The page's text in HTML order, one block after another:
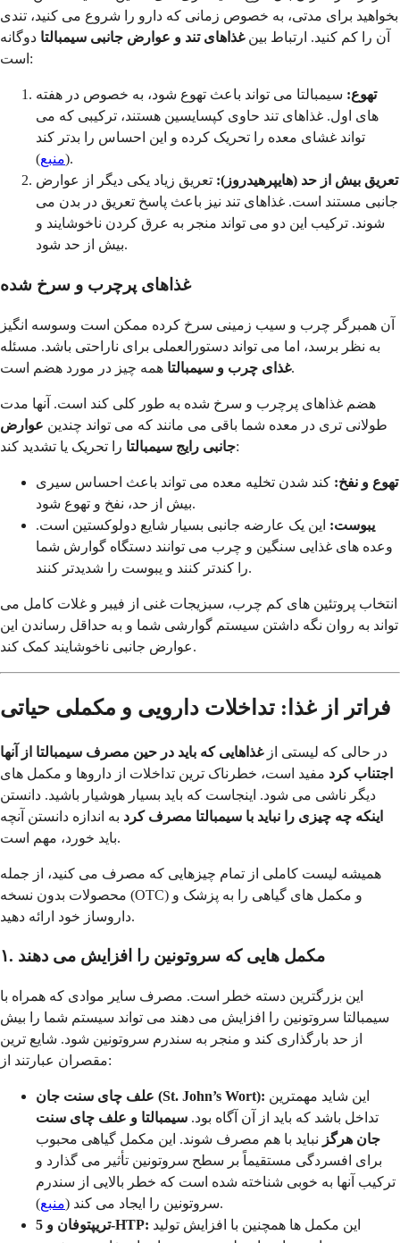
بخواهید برای مدتی، به خصوص زمانی که دارو را شروع می کنید، تندی
آن را کم کنید. ارتباط بینغذاهای تند و عوارض جانبی سیمبالتا دوگانه
است:
تهوع: سیمبالتا می تواند باعث تهوع شود، به خصوص در هفته
های اول. غذاهای تند حاوی کپسایسین هستند، ترکیبی که می
تواند غشای معده را تحریک کرده و این احساس را بدتر کند
(منبع ).
تعریق بیش از حد (هایپرهیدروز): تعریق زیاد یکی دیگر از عوارض
جانبی مستند است. غذاهای تند نیز باعث پاسخ تعریق در بدن می
شوند. ترکیب این دو می تواند منجر به عرق کردن ناخوشایند و
بیش از حد شود.
غذاهای پرچرب و سرخ شده
آن همبرگر چرب و سیب زمینی سرخ کرده ممکن است وسوسه انگیز
به نظر برسد، اما می تواند دستورالعملی برای ناراحتی باشد. مسئله
غذای چرب و سیمبالتاهمه چیز در مورد هضم است.
هضم غذاهای پرچرب و سرخ شده به طور کلی کند است. آنها مدت
طولانی تری در معده شما باقی می مانند که می تواند چندین عوارض
جانبی رایج سیمبالتارا تحریک یا تشدید کند:
تهوع و نفخ: کند شدن تخلیه معده می تواند باعث احساس سیری
بیش از حد، نفخ و تهوع شود.
یبوست: این یک عارضه جانبی بسیار شایع دولوکستین است.
وعده های غذایی سنگین و چرب می توانند دستگاه گوارش شما
را کندتر کنند و یبوست را شدیدتر کنند.
انتخاب پروتئین های کم چرب، سبزیجات غنی از فیبر و غلات کامل می
تواند به روان نگه داشتن سیستم گوارشی شما و به حداقل رساندن این
عوارض جانبی ناخوشایند کمک کند.
فراتر از غذا: تداخلات دارویی و مکملی حیاتی
در حالی که لیستی ازغذاهایی که باید در حین مصرف سیمبالتا از آنها
اجتناب کرد مفید است، خطرناک ترین تداخلات از داروها و مکمل های
دیگر ناشی می شود. اینجاست که باید بسیار هوشیار باشید. دانستن
اینکه چه چیزی را نباید با سیمبالتا مصرف کرد به اندازه دانستن آنچه
باید خورد، مهم است.
همیشه لیست کاملی از تمام چیزهایی که مصرف می کنید، از جمله
محصولات بدون نسخه (OTC) و مکمل های گیاهی را به پزشک و
داروساز خود ارائه دهید.
۱. مکمل هایی که سروتونین را افزایش می دهند
این بزرگترین دسته خطر است. مصرف سایر موادی که همراه با
سیمبالتا سروتونین را افزایش می دهند می تواند سیستم شما را بیش
از حد بارگذاری کند و منجر به سندرم سروتونین شود. شایع ترین
مقصران عبارتند از:
علف چای سنت جان (St. John’s Wort):
تداخل باشد که باید از آن آگاه بود. سیمبالتا و علف چای سنت
جان هرگز نباید با هم مصرف شوند. این مکمل گیاهی محبوب
برای افسردگی مستقیماً بر سطح سروتونین تأثیر می گذارد و
ترکیب آنها به خوبی شناخته شده است که خطر بالایی از سندرم
سروتونین را ایجاد می کند (منبع
).
تریپتوفان و 5-HTP: